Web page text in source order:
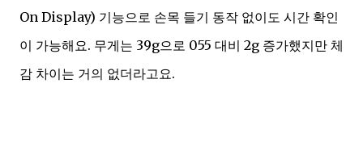
On Display) 기능으로 손목 들기 동작 없이도 시간 확인
이 가능해요. 무게는 39g으로 055 대비 2g 증가했지만 체
감 차이는 거의 없더라고요.